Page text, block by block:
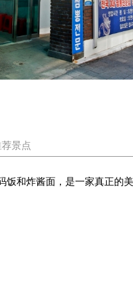
景点
和炸酱面，是一家真正的